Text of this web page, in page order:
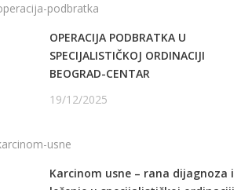
OPERACIJA PODBRATKA U
SPECIJALISTIČKOJ ORDINACIJI
BEOGRAD-CENTAR
19/12/2025
Karcinom usne – rana dijagnoza i